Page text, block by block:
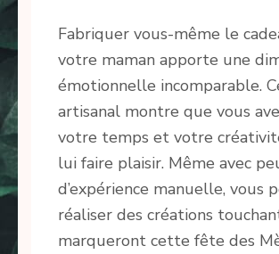
Fabriquer vous-même le
votre maman apporte une
émotionnelle incomparable.
artisanal montre que vous
votre temps et votre
lui faire plaisir. Même avec
d’expérience manuelle, vous
réaliser des créations
marqueront cette fête des